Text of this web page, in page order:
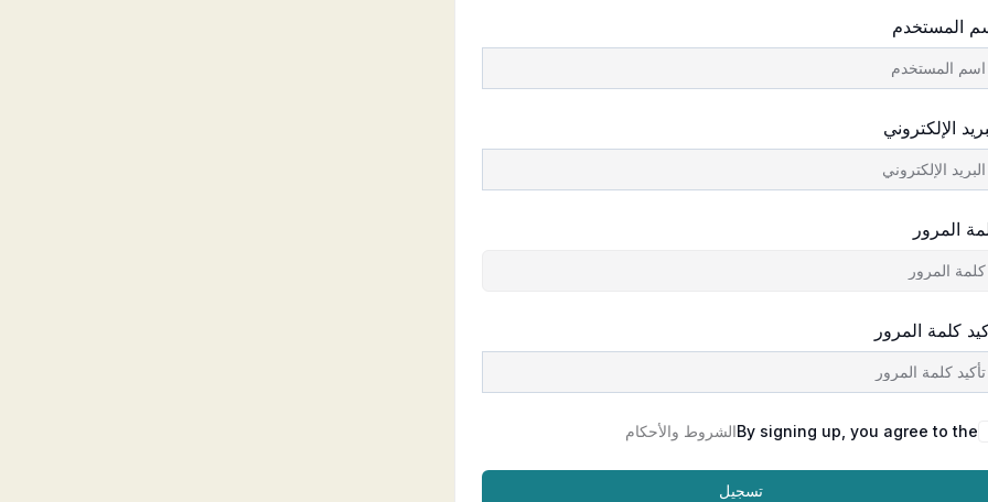
المستخدم
الإلكتروني
المرور
كلمة المرور
By signing up, you agree to theالشروط والأحكام
تسجيل